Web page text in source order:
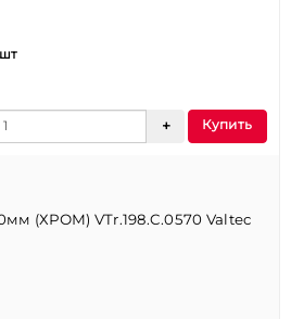
Купить
(ХРОМ) VTr.198.C.0570 Valtec